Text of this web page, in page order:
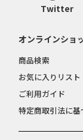
Twitter
オンラインショ
商品検索
お気に入りリスト
ご利用ガイド
特定商取引法に